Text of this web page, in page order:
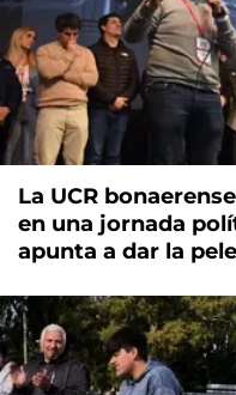
La UCR
en una jornada
apunta a dar la